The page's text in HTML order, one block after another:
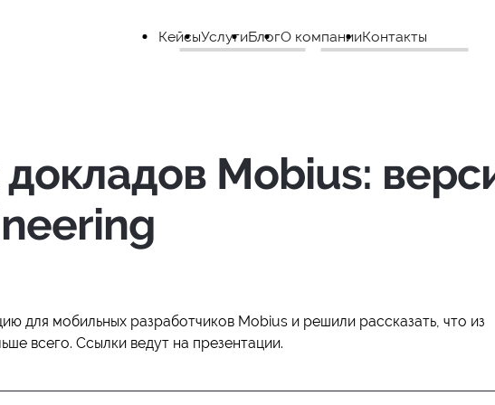
КейсыУслугиБлогО компанииКонтакты
Mobius:
для мобильных разработчиков Mobius и решили рассказать, что из
всего. Ссылки ведут на презентации.